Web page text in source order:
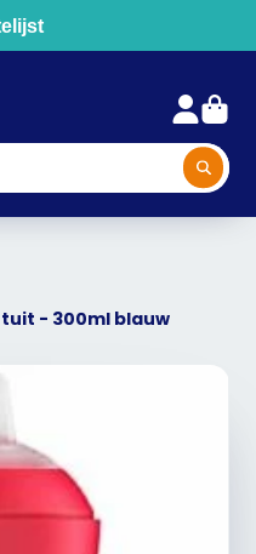
- 300ml blauw